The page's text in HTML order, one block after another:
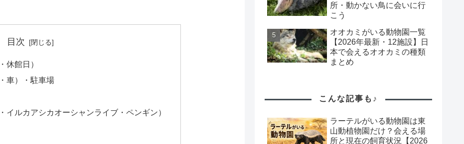
目次
休館日）
車）・駐車場
イルカアシカオーシャンライブ・ペンギン）
所・動かない鳥に会いに行
こう
オオカミがいる動物園一覧
【2026年最新・12施設】日
本で会えるオオカミの種類
まとめ
こんな記事も♪
ラーテルがいる動物園は東
山動植物園だけ？会える場
所と現在の飼育状況【2026